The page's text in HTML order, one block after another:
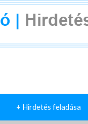
+ Hirdetés feladása